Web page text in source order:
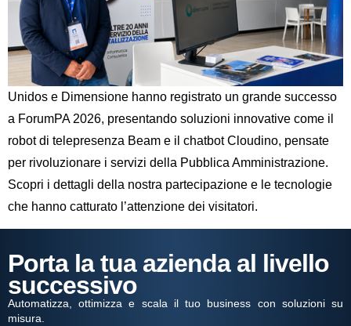
Unidos e Dimensione hanno registrato un grande successo
a ForumPA 2026, presentando soluzioni innovative come il
robot di telepresenza Beam e il chatbot Cloudino, pensate
per rivoluzionare i servizi della Pubblica Amministrazione.
Scopri i dettagli della nostra partecipazione e le tecnologie
che hanno catturato l’attenzione dei visitatori.
Porta la tua azienda al livello
successivo
Automatizza, ottimizza e scala il tuo business con soluzioni su
misura.